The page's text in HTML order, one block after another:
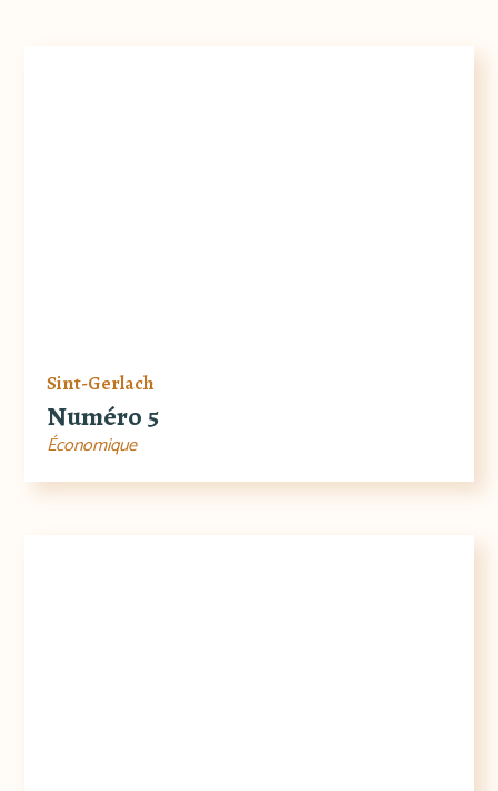
Sint-Gerlach
Numéro 5
Économique